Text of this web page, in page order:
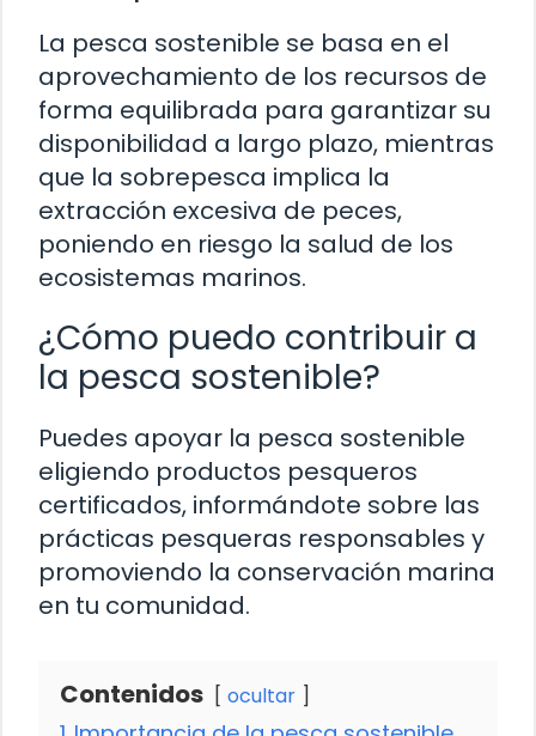
La pesca sostenible se basa en el
aprovechamiento de los recursos de
forma equilibrada para garantizar su
disponibilidad a largo plazo, mientras
que la sobrepesca implica la
extracción excesiva de peces,
poniendo en riesgo la salud de los
ecosistemas marinos.
¿Cómo puedo contribuir a
la pesca sostenible?
Puedes apoyar la pesca sostenible
eligiendo productos pesqueros
certificados, informándote sobre las
prácticas pesqueras responsables y
promoviendo la conservación marina
en tu comunidad.
Contenidos ocultar